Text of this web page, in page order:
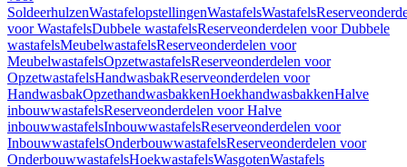
SoldeerhulzenWastafelopstellingenWastafelsWastafels
voor WastafelsDubbele wastafelsReserveonderdelen voor Dubbele
wastafelsMeubelwastafelsReserveonderdelen voor
MeubelwastafelsOpzetwastafelsReserveonderdelen voor
OpzetwastafelsHandwasbakReserveonderdelen voor
HandwasbakOpzethandwasbakkenHoekhandwasbakkenHalve
inbouwwastafelsReserveonderdelen voor Halve
inbouwwastafelsInbouwwastafelsReserveonderdelen voor
InbouwwastafelsOnderbouwwastafelsReserveonderdelen voor
OnderbouwwastafelsHoekwastafelsWasgotenWastafels